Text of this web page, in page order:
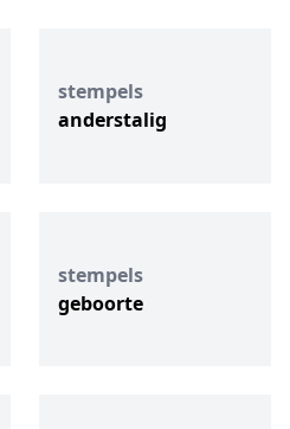
stempels
anderstalig
stempels
geboorte